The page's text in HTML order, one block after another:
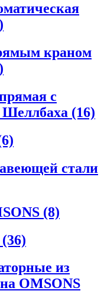
краном
с
Шеллбаха (16)
стали
(8)
(36)
из
OMSONS